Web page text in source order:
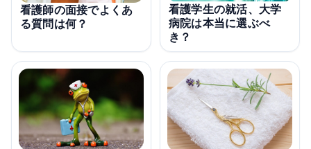
看護師の面接でよくあ
る質問は何？
看護学生の就活、大学
病院は本当に選ぶべ
き？